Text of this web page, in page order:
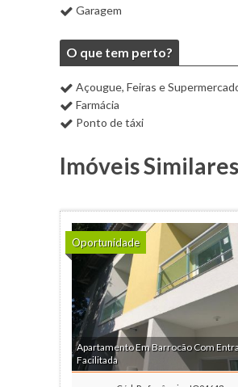
Garagem
O que tem perto?
Açougue, Feiras e
Farmácia
Ponto de táxi
Imóveis Similares
Oportunidade
Apartamento Em Barrocão Com
Facilitada